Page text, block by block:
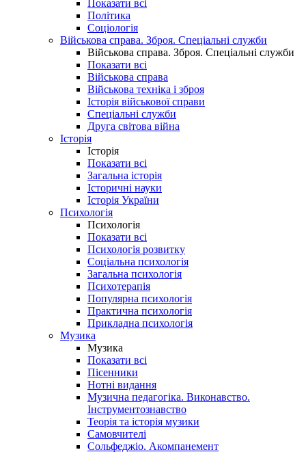
Показати всі
Політика
Соціологія
Військова справа. Зброя. Спеціальні служби
Військова справа. Зброя. Спеціальні служби
Показати всі
Військова справа
Військова техніка і зброя
Історія військової справи
Спеціальні служби
Друга світова війна
Історія
Історія
Показати всі
Загальна історія
Історичні науки
Історія України
Психологія
Психологія
Показати всі
Психологія розвитку
Соціальна психологія
Загальна психологія
Психотерапія
Популярна психологія
Практична психологія
Прикладна психологія
Музика
Музика
Показати всі
Пісенники
Нотні видання
Музична педагогіка. Виконавство.
Інструментознавство
Теорія та історія музики
Самовчителі
Сольфеджіо. Акомпанемент